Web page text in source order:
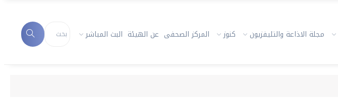
مجلة الاذاعة والتليفزيون كنوز المركز الصحفى عن الهيئة البث المباشر